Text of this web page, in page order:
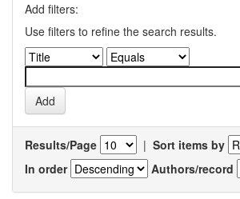
Add filters:
Use filters to refine the search results.
Results/Page | Sort items by
In order
Authors/record